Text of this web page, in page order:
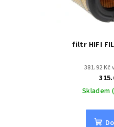
filtr HIFI
381.92 Kč
Skladem